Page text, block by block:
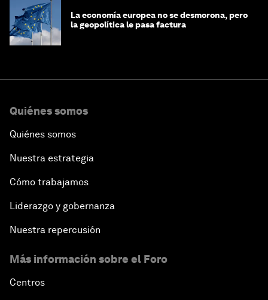
La economía europea no se desmorona, pero
la geopolítica le pasa factura
Quiénes somos
Quiénes somos
Nuestra estrategia
Cómo trabajamos
Liderazgo y gobernanza
Nuestra repercusión
Más información sobre el Foro
Centros